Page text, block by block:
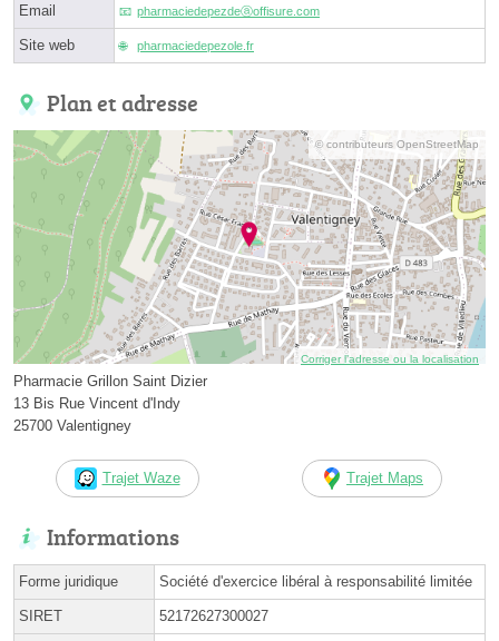
Email pharmaciedepezdeⓐoffisure.com
Site web pharmaciedepezole.fr
Plan et adresse
© contributeurs OpenStreetMap
Corriger l’adresse ou la localisation
Pharmacie Grillon Saint Dizier
13 Bis Rue Vincent d'Indy
25700 Valentigney
Trajet Waze Trajet Maps
Informations
Forme juridique Société d'exercice libéral à responsabilité limitée
SIRET 52172627300027